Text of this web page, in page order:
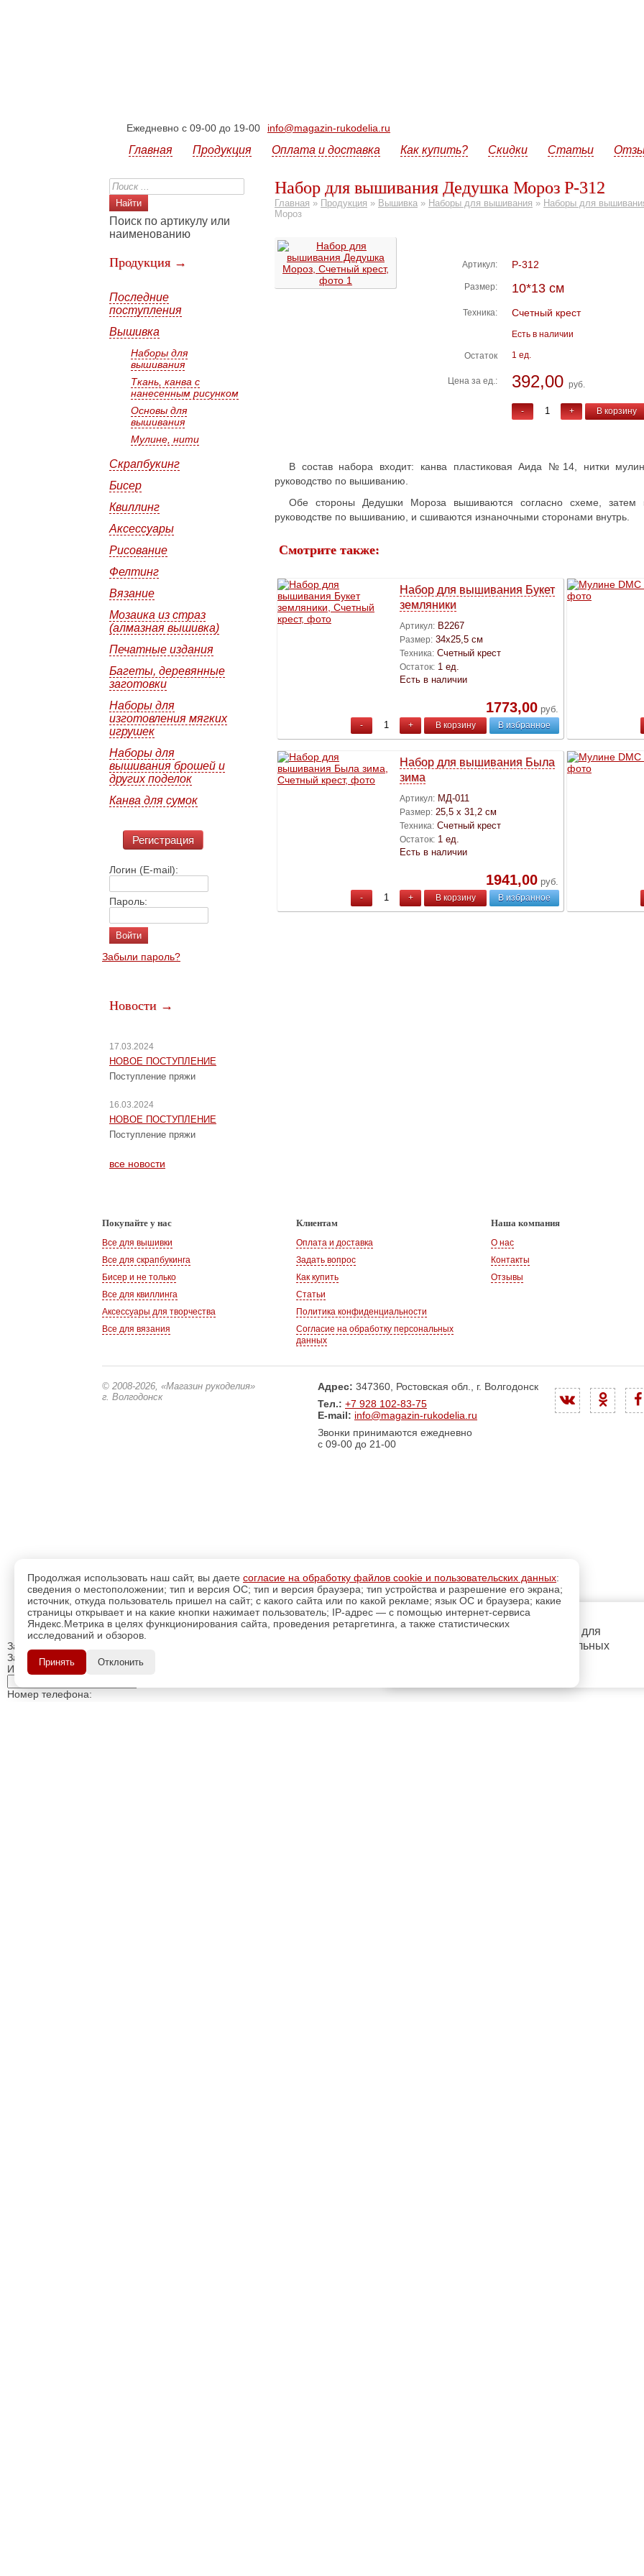
Ежедневно с 09-00 до 19-00 info@magazin-rukodelia.ru
Главная Продукция Оплата и доставка Как купить? Скидки Статьи
Поиск по артикулу или
наименованию
Продукция →
Последние
поступления
Вышивка
Наборы для
вышивания
Ткань, канва с
нанесенным рисунком
Основы для
вышивания
Мулине, нити
Скрапбукинг
Бисер
Квиллинг
Аксессуары
Рисование
Фелтинг
Вязание
Мозаика из страз
(алмазная вышивка)
Печатные издания
Багеты, деревянные
заготовки
Наборы для
изготовления мягких
игрушек
Наборы для
вышивания брошей и
других поделок
Канва для сумок
Регистрация
Логин (E-mail):
Пароль:
Забыли пароль?
Новости →
17.03.2024
НОВОЕ ПОСТУПЛЕНИЕ
Поступление пряжи
16.03.2024
НОВОЕ ПОСТУПЛЕНИЕ
Поступление пряжи
все новости
Набор для вышивания Дедушка Мороз Р-312
Главная » Продукция » Вышивка » Наборы для вышивания » Наборы для
Мороз
Артикул: Р-312
Размер: 10*13 см
Техника: Счетный крест
Есть в наличии
Остаток 1 ед.
Цена за ед.: 392,00 руб.
- + В корзину
В состав набора входит: канва пластиковая Аида №14, нитки
руководство по вышиванию.
Обе стороны Дедушки Мороза вышиваются согласно схеме, затем
руководстве по вышиванию, и сшиваются изнаночными сторонами внутрь.
Смотрите также:
Набор для вышивания Букет
земляники
Артикул: B2267
Размер: 34х25,5 см
Техника: Счетный крест
Остаток: 1 ед.
Есть в наличии
1773,00 руб.
- + В корзину В избранное
Набор для вышивания Была
зима
Артикул: МД-011
Размер: 25,5 х 31,2 см
Техника: Счетный крест
Остаток: 1 ед.
Есть в наличии
1941,00 руб.
- + В корзину В избранное
Покупайте у нас
Все для вышивки
Все для скрапбукинга
Бисер и не только
Все для квиллинга
Аксессуары для творчества
Все для вязания
Клиентам
Оплата и доставка
Задать вопрос
Как купить
Статьи
Политика конфиденциальности
Согласие на обработку персональных
данных
Наша компания
О нас
Контакты
Отзывы
© 2008-2026, «Магазин рукоделия»
г. Волгодонск
Адрес: 347360, Ростовская обл., г. Волгодонск
Тел.: +7 928 102-83-75
E-mail: info@magazin-rukodelia.ru
Звонки принимаются ежедневно
с 09-00 до 21-00
Продолжая использовать наш сайт, вы даете согласие на обработку файлов cookie и пользовательских данных:
сведения о местоположении; тип и версия ОС; тип и версия браузера; тип устройства и разрешение его экрана;
источник, откуда пользователь пришел на сайт; с какого сайта или по какой рекламе; язык ОС и браузера; какие
страницы открывает и на какие кнопки нажимает пользователь; IP-адрес — с помощью интернет-сервиса
Яндекс.Метрика в целях функционирования сайта, проведения ретаргетинга, а также статистических
исследований и обзоров.
Принять Отклонить
Закрыть
Заказ обратного звонка
Имя Отчество:
Номер телефона:
Пройдитерегистрацию
для
использования дополнительных